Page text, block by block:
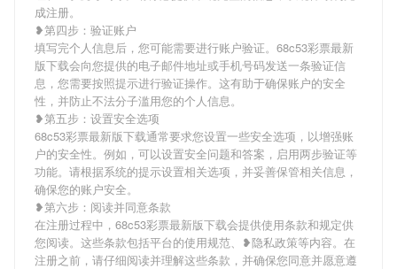
成注册。
❥第四步：验证账户
填写完个人信息后，您可能需要进行账户验证。68c53彩票最新
版下载会向您提供的电子邮件地址或手机号码发送一条验证信
息，您需要按照提示进行验证操作。这有助于确保账户的安全
性，并防止不法分子滥用您的个人信息。
❥第五步：设置安全选项
68c53彩票最新版下载通常要求您设置一些安全选项，以增强账
户的安全性。例如，可以设置安全问题和答案，启用两步验证等
功能。请根据系统的提示设置相关选项，并妥善保管相关信息，
确保您的账户安全。
❥第六步：阅读并同意条款
在注册过程中，68c53彩票最新版下载会提供使用条款和规定供
您阅读。这些条款包括平台的使用规范、❥隐私政策等内容。在
注册之前，请仔细阅读并理解这些条款，并确保您同意并愿意遵